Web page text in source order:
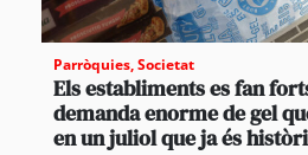
Parròquies,Societat
Els establiments es fan
demanda enorme de gel
en un juliol que ja és